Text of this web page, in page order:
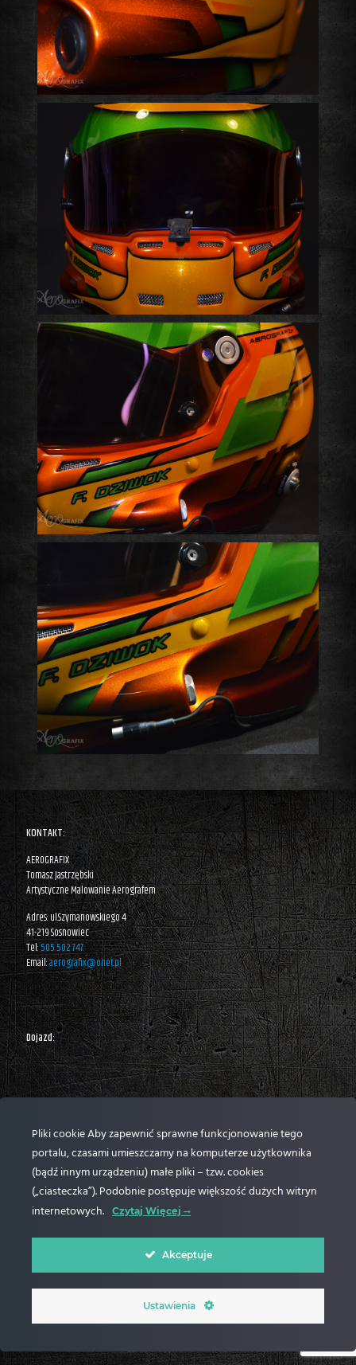
KONTAKT:
AEROGRAFIX
Tomasz Jastrzębski
Artystyczne Malowanie Aerografem
Adres: ul.Szymanowskiego 4
41-219 Sosnowiec
Tel:505 502 747
Email:aerografix@onet.pl
Dojazd:
© Aerograf 2024 Wszelkie Prawa Zastrzeżone | Polityka prywatności
OpenTech
Pliki cookie Aby zapewnić sprawne funkcjonowanie tego
portalu, czasami umieszczamy na komputerze użytkownika
(bądź innym urządzeniu) małe pliki – tzw. cookies
(„ciasteczka”). Podobnie postępuje większość dużych witryn
internetowych.
Czytaj Więcej
Akceptuje
Ustawienia